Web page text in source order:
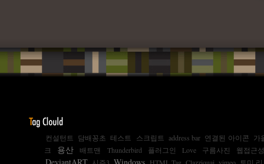
컨설턴트 담배꽁초 테스트 스크립트 address bar 연결된 아이콘 가
크
용산 배트맨 Thunderbird 플러그인 Love 구름사진 웹접근